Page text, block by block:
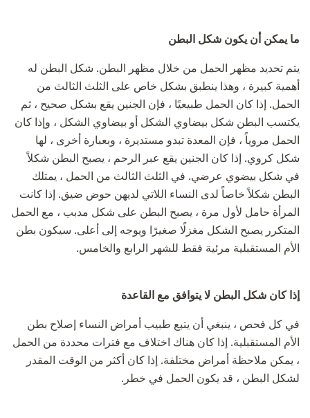
ما يمكن أن يكون شكل البطن
يتم تحديد مظهر الحمل من خلال مظهر البطن. شكل البطن له
أهمية كبيرة ، وهذا ينطبق بشكل خاص على الثلث الثالث من
الحمل. إذا كان الحمل طبيعيًا ، فإن الجنين يقع بشكل صحيح ، ثم
يكتسب البطن شكل بيضاوي الشكل أو بيضاوي الشكل ، وإذا كان
الحمل مروياً ، فإن المعدة تبدو مستديرة ، وبعبارة أخرى ، لها
شكل كروي. إذا كان الجنين يقع عبر الرحم ، يصبح البطن شكلاً
في شكل بيضوي عرضي. في الثلث الثالث من الحمل ، يمتلك
البطن شكلاً خاصاً لدى النساء اللاتي لديهن حوض ضيق. إذا كانت
المرأة حامل لأول مرة ، يصبح البطن على شكل مدبب ، مع الحمل
المتكرر يصبح الشكل مغزلًا صغيرًا ويوجه إلى أعلى. سيكون بطن
الأم المستقبلية مرئية فقط للشهر الرابع والخامس.
إذا كان شكل البطن لا يتوافق مع القاعدة
في كل فحص ، ينبغي أن يتبع طبيب أمراض النساء إصلاح بطن
الأم المستقبلية. إذا كان هناك اختلاف مع فترات محددة من الحمل
، يمكن ملاحظة أمراض مختلفة. إذا كان أكثر من الوقت المقدر
لشكل البطن ، قد يكون الحمل في خطر.